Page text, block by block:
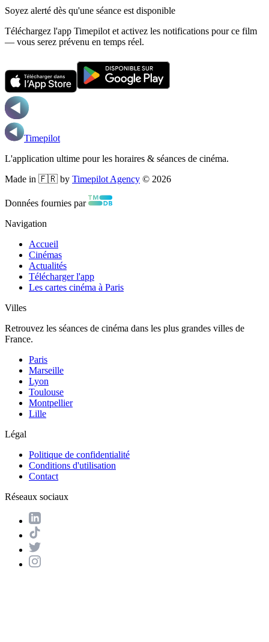
Soyez alerté dès qu'une séance est disponible
Téléchargez l'app Timepilot et activez les notifications pour ce film
— vous serez prévenu en temps réel.
Timepilot
L'application ultime pour les horaires & séances de cinéma.
Made in 🇫🇷 by Timepilot Agency © 2026
Données fournies par
Navigation
Accueil
Cinémas
Actualités
Télécharger l'app
Les cartes cinéma à Paris
Villes
Retrouvez les séances de cinéma dans les plus grandes villes de
France.
Paris
Marseille
Lyon
Toulouse
Montpellier
Lille
Légal
Politique de confidentialité
Conditions d'utilisation
Contact
Réseaux sociaux